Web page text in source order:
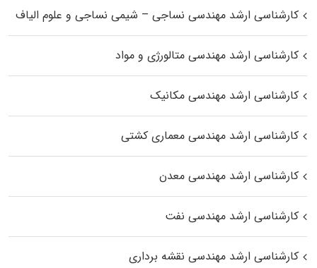
کارشناسی ارشد مهندسی نساجی – شیمی نساجی و علوم الیاف
کارشناسی ارشد مهندسی متالورژی و مواد
کارشناسی ارشد مهندسی مکانیک
کارشناسی ارشد مهندسی معماری کشتی
کارشناسی ارشد مهندسی معدن
کارشناسی ارشد مهندسی نفت
کارشناسی ارشد مهندسی نقشه برداری